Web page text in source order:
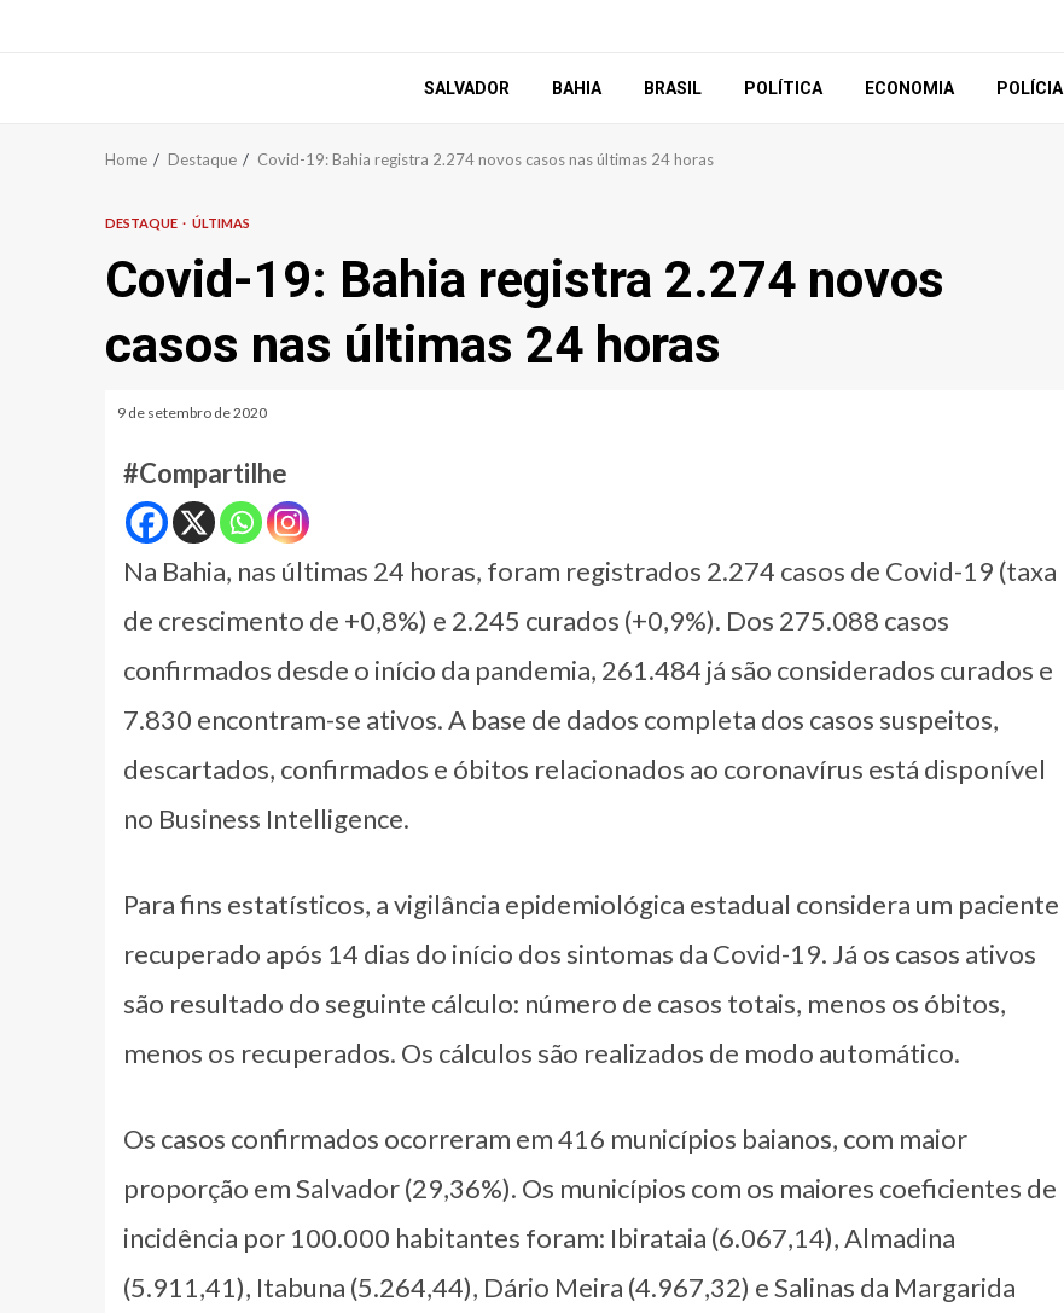
SALVADOR BAHIA BRASIL POLÍTICA ECONOMIA POLÍCIA
Home Destaque Covid-19: Bahia registra 2.274 novos casos nas últimas 24 horas
DESTAQUE ÚLTIMAS
Covid-19: Bahia registra 2.274 novos
casos nas últimas 24 horas
9 de setembro de 2020
#Compartilhe
Na Bahia, nas últimas 24 horas, foram registrados 2.274 casos de Covid-19 (taxa
de crescimento de +0,8%) e 2.245 curados (+0,9%). Dos 275.088 casos
confirmados desde o início da pandemia, 261.484 já são considerados curados e
7.830 encontram-se ativos. A base de dados completa dos casos suspeitos,
descartados, confirmados e óbitos relacionados ao coronavírus está disponível
no Business Intelligence.
Para fins estatísticos, a vigilância epidemiológica estadual considera um paciente
recuperado após 14 dias do início dos sintomas da Covid-19. Já os casos ativos
são resultado do seguinte cálculo: número de casos totais, menos os óbitos,
menos os recuperados. Os cálculos são realizados de modo automático.
Os casos confirmados ocorreram em 416 municípios baianos, com maior
proporção em Salvador (29,36%). Os municípios com os maiores coeficientes de
incidência por 100.000 habitantes foram: Ibirataia (6.067,14), Almadina
(5.911,41), Itabuna (5.264,44), Dário Meira (4.967,32) e Salinas da Margarida